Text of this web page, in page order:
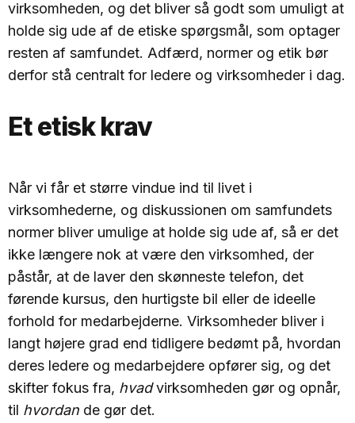
virksomheden, og det bliver så godt som umuligt at
holde sig ude af de etiske spørgsmål, som optager
resten af samfundet. Adfærd, normer og etik bør
derfor stå centralt for ledere og virksomheder i dag.
Et etisk krav
Når vi får et større vindue ind til livet i
virksomhederne, og diskussionen om samfundets
normer bliver umulige at holde sig ude af, så er det
ikke længere nok at være den virksomhed, der
påstår, at de laver den skønneste telefon, det
førende kursus, den hurtigste bil eller de ideelle
forhold for medarbejderne. Virksomheder bliver i
langt højere grad end tidligere bedømt på, hvordan
deres ledere og medarbejdere opfører sig, og det
skifter fokus fra, hvadvirksomheden gør og opnår,
til hvordan de gør det.